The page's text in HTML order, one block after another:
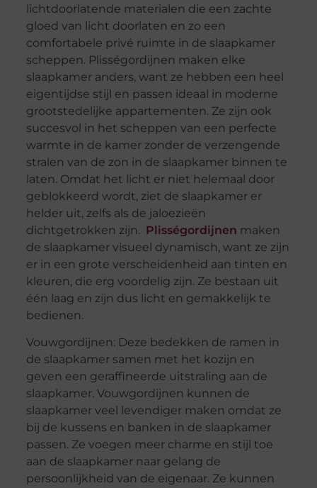
lichtdoorlatende materialen die een zachte
gloed van licht doorlaten en zo een
comfortabele privé ruimte in de slaapkamer
scheppen. Plisségordijnen maken elke
slaapkamer anders, want ze hebben een heel
eigentijdse stijl en passen ideaal in moderne
grootstedelijke appartementen. Ze zijn ook
succesvol in het scheppen van een perfecte
warmte in de kamer zonder de verzengende
stralen van de zon in de slaapkamer binnen te
laten. Omdat het licht er niet helemaal door
geblokkeerd wordt, ziet de slaapkamer er
helder uit, zelfs als de jaloezieën
dichtgetrokken zijn. Plisségordijnen maken
de slaapkamer visueel dynamisch, want ze zijn
er in een grote verscheidenheid aan tinten en
kleuren, die erg voordelig zijn. Ze bestaan uit
één laag en zijn dus licht en gemakkelijk te
bedienen.
Vouwgordijnen: Deze bedekken de ramen in
de slaapkamer samen met het kozijn en
geven een geraffineerde uitstraling aan de
slaapkamer. Vouwgordijnen kunnen de
slaapkamer veel levendiger maken omdat ze
bij de kussens en banken in de slaapkamer
passen. Ze voegen meer charme en stijl toe
aan de slaapkamer naar gelang de
persoonlijkheid van de eigenaar. Ze kunnen